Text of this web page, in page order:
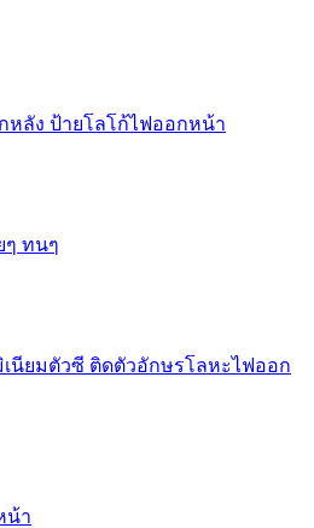
หลัง ป้ายโลโก้ไฟออกหน้า
ๆ ทนๆ
นียมตัวซี ติดตัวอักษรโลหะไฟออก
น้า